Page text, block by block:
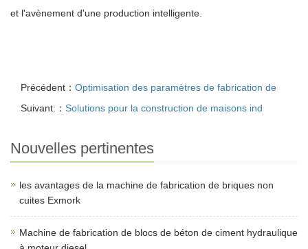
et l'avènement d'une production intelligente.
Précédent： Optimisation des paramètres de fabrication de
Suivant.： Solutions pour la construction de maisons ind
Nouvelles pertinentes
les avantages de la machine de fabrication de briques non
cuites Exmork
Machine de fabrication de blocs de béton de ciment hydraulique